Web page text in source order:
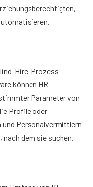
Hire-Prozess
können HR-
Parameter von
Profile oder
und Personalvermittlern
dem sie suchen.